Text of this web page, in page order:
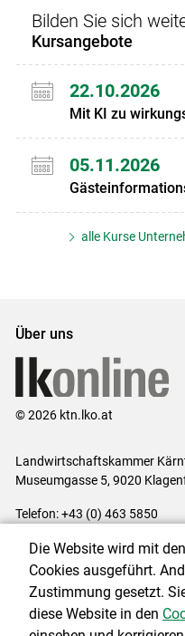
Bilden Sie sich
Kursangebote
22.10.2026
Mit KI zu
05.11.2026
alle Kurse
Über uns
© 2026 ktn.lko.at
Landwirtschaftskammer
Museumgasse 5, 9020
Telefon: +43 (0) 463 5850
Impressum|Kontakt|
Cookie-Einstellungen
Die Website wird mit
Cookies ausgeführt.
Zustimmung gesetzt.
diese Website in den